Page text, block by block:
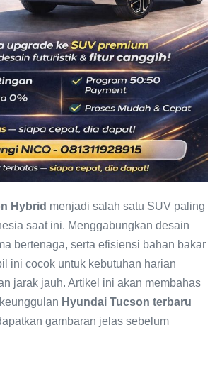
Hybrid menjadi salah satu SUV paling
saat ini. Menggabungkan desain
bertenaga, serta efisiensi bahan bakar
ini cocok untuk kebutuhan harian
jarak jauh. Artikel ini akan membahas
Hyundai Tucson terbaru
gambaran jelas sebelum